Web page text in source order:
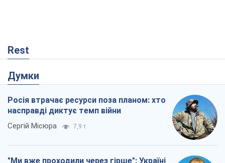
Rest
Думки
Росія втрачає ресурси поза планом: хто
насправді диктує темп війни
Сергій Місюра 7,9 т.
"Ми вже проходили через гірше": Україні